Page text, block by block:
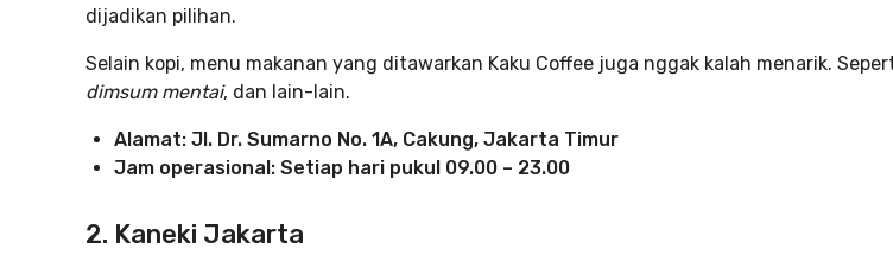
dijadikan pilihan.
Selain kopi, menu makanan yang ditawarkan Kaku Coffee juga nggak kalah menarik.
dimsum mentai, dan lain-lain.
Alamat: Jl. Dr. Sumarno No. 1A, Cakung, Jakarta Timur
Jam operasional: Setiap hari pukul 09.00 – 23.00
2. Kaneki Jakarta